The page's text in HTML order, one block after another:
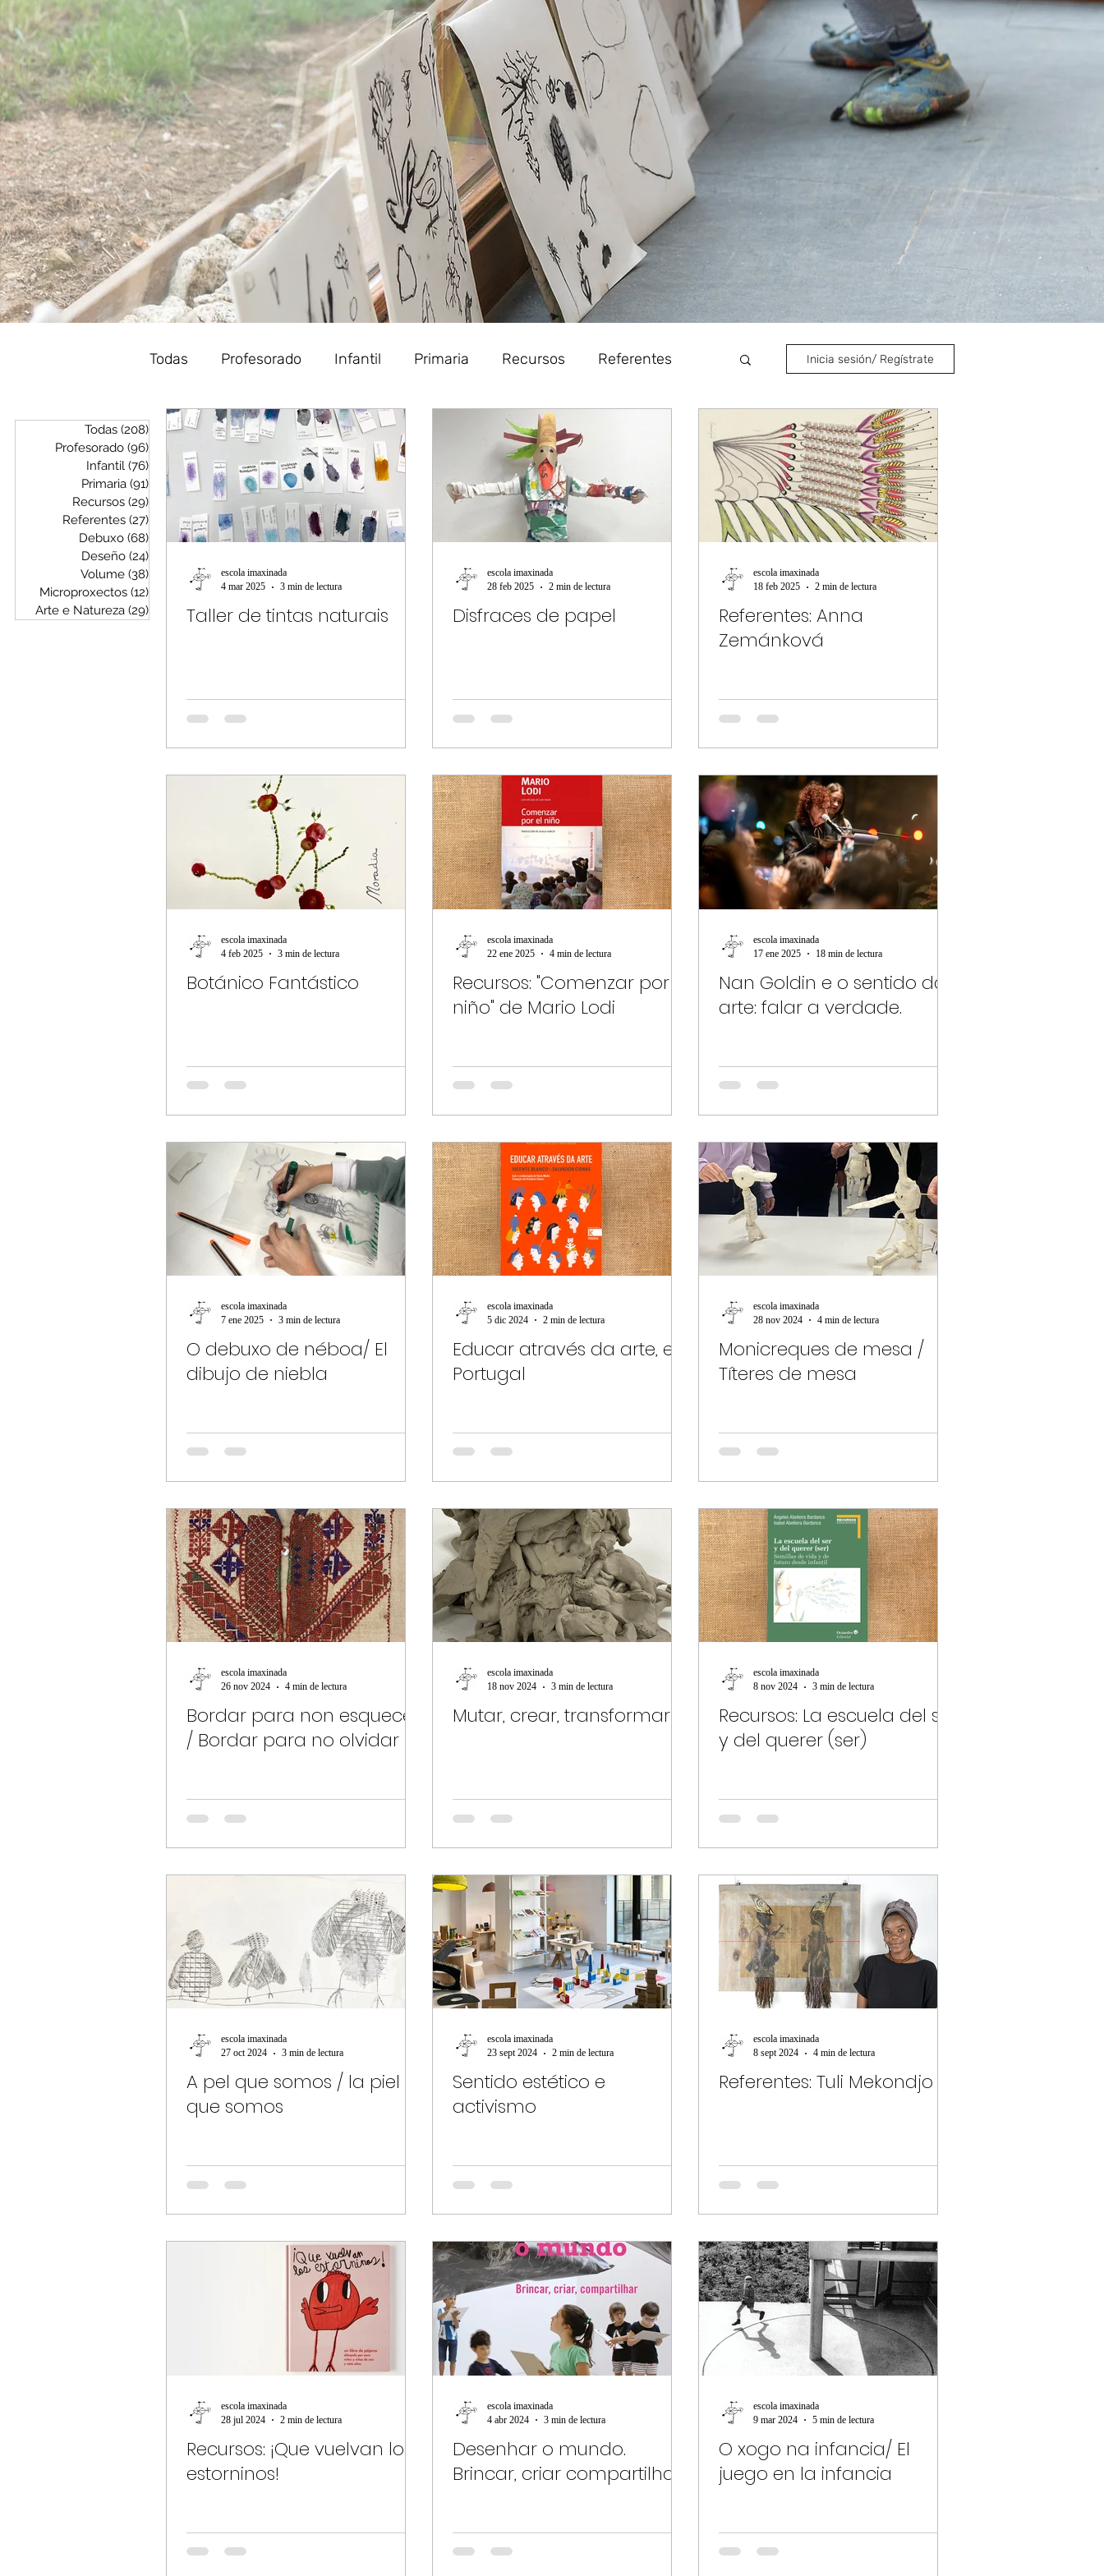
Todas (208) 208 entradas
Profesorado (96) 96 entradas
Infantil (76) 76 entradas
Primaria (91) 91 entradas
Recursos (29) 29 entradas
Referentes (27) 27 entradas
Debuxo (68) 68 entradas
Deseño (24)
Volume (38) 38 entradas
Microproxectos (12) 12 entradas
Arte e Natureza (29) 29 entradas
Todas Profesorado Infantil Primaria Recursos Referentes
Debuxo Deseño Volume Microproxectos
Inicia sesión/ Regístrate
Taller de tintas naturais
escola imaxinada
4 mar 2025
3 min de lectura
Disfraces de papel
escola imaxinada
28 feb 2025
2 min de lectura
Referentes: Anna
Zemánková
escola imaxinada
18 feb 2025
2 min de lectura
Botánico Fantástico
escola imaxinada
4 feb 2025
3 min de lectura
Recursos: "Comenzar por el
niño" de Mario Lodi
escola imaxinada
22 ene 2025
4 min de lectura
Nan Goldin e o sentido da
arte: falar a verdade.
escola imaxinada
17 ene 2025
18 min de lectura
O debuxo de néboa/ El
dibujo de niebla
escola imaxinada
7 ene 2025
3 min de lectura
Educar através da arte, en
Portugal
escola imaxinada
5 dic 2024
2 min de lectura
Monicreques de mesa /
Títeres de mesa
escola imaxinada
28 nov 2024
4 min de lectura
Bordar para non esquecer
/ Bordar para no olvidar
escola imaxinada
26 nov 2024
4 min de lectura
Mutar, crear, transformar
escola imaxinada
18 nov 2024
3 min de lectura
Recursos: La escuela del ser
y del querer (ser)
escola imaxinada
8 nov 2024
3 min de lectura
A pel que somos / la piel
que somos
escola imaxinada
27 oct 2024
3 min de lectura
Sentido estético e
activismo
escola imaxinada
23 sept 2024
2 min de lectura
Referentes: Tuli Mekondjo
escola imaxinada
8 sept 2024
4 min de lectura
Recursos: ¡Que vuelvan los
estorninos!
escola imaxinada
28 jul 2024
2 min de lectura
Desenhar o mundo.
Brincar, criar compartilhar
escola imaxinada
4 abr 2024
3 min de lectura
O xogo na infancia/ El
juego en la infancia
escola imaxinada
9 mar 2024
5 min de lectura